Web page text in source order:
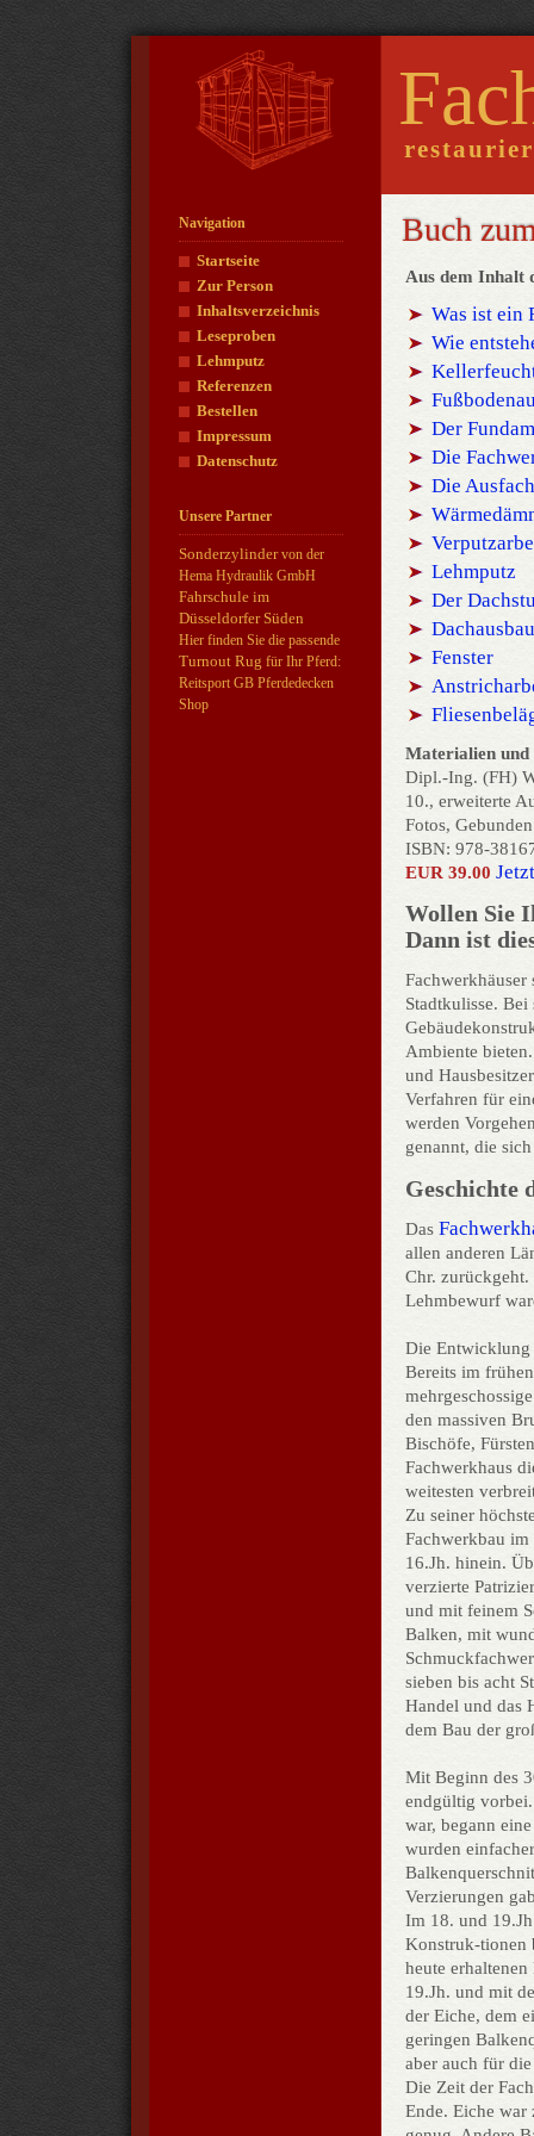
Navigation
Startseite
Zur Person
Inhaltsverzeichnis
Leseproben
Lehmputz
Referenzen
Bestellen
Impressum
Datenschutz
Unsere Partner
Sonderzylindervon der
Hema Hydraulik GmbH
Fahrschule im
Düsseldorfer Süden
Hier finden Sie die passende
Turnout Rug für Ihr Pferd:
Reitsport GB Pferdedecken
Shop
Buch
Aus dem Inhalt
Was ist ein
Wie
Der
Die
Die
Lehmputz
Der
Dachausbau
Fenster
Materialien und
Dipl.-Ing. (FH)
10., erweiterte
Fotos, Gebunden
ISBN: 978-
EUR 39.00
Wollen Sie
Dann ist
Stadtkulisse. Bei
Ambiente
und
Verfahren für
werden
genannt, die
Geschichte
Das
allen anderen
Chr.
Lehmbewurf
Die Entwicklung
Bereits im
den massiven
Bischöfe,
Fachwerkhaus
weitesten
Zu seiner
Fachwerkbau im
16.Jh. hinein.
verzierte
und mit feinem
Balken, mit
sieben bis acht
Handel und das
dem Bau der
Mit Beginn des
endgültig
war, begann
wurden
Verzierungen
Im 18. und
Konstruk-tionen
heute
19.Jh. und mit
der Eiche, dem
geringen
aber auch für
Die Zeit der
Ende. Eiche war